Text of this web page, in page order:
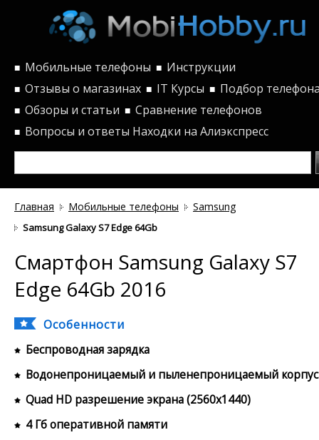
■ Мобильные телефоны ■ Инструкции
■ Отзывы о магазинах ■ IT Курсы ■ Подбор
■ Обзоры и статьи ■ Сравнение телефонов
■ Вопросы и ответы Находки на Алиэкспресс
Главная Мобильные телефоны Samsung
Samsung Galaxy S7 Edge 64Gb
Смартфон Samsung Galaxy S7
Edge 64Gb 2016
Особенности
Беспроводная зарядка
Водонепроницаемый и пыленепроницаемый корпус
Quad HD разрешение экрана (2560x1440)
4 Гб оперативной памяти